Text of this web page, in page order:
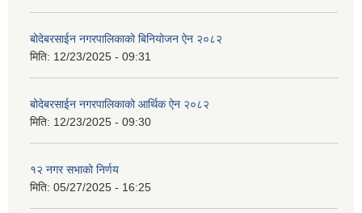
बोदेबरसाईन नगरपालिकाको बिनियोजन ऐन २०८२
मिति: 12/23/2025 - 09:31
बोदेबरसाईन नगरपालिकाको आर्थिक ऐन २०८२
मिति: 12/23/2025 - 09:30
१२ नगर सभाको निर्णय
मिति: 05/27/2025 - 16:25